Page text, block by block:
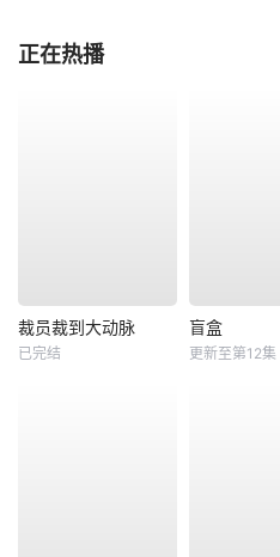
正在热播
裁员裁到大动脉
已完结
盲盒
更新至第12集